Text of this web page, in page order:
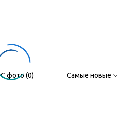
С фото (0) Самые новые